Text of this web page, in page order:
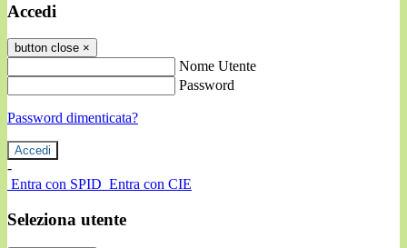
Accedi
button close ×
Nome Utente
Password
Password dimenticata?
-
Entra con SPID Entra con CIE
Seleziona utente